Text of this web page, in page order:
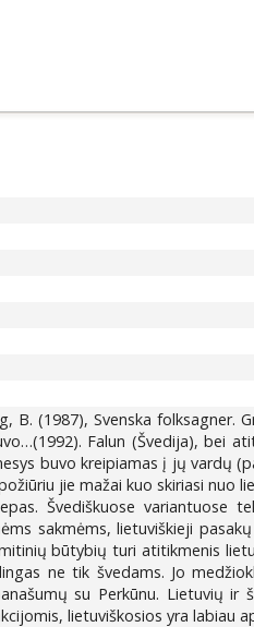
(1987), Svenska folksagner.
Falun (Švedija), bei
buvo kreipiamas į jų vardų
jie mažai kuo skiriasi nuo
Švediškuose variantuose
sakmėms, lietuviškieji
būtybių turi atitikmenis
ne tik švedams. Jo
su Perkūnu. Lietuvių ir
lietuviškosios yra labiau